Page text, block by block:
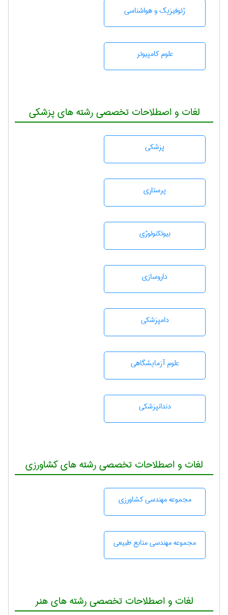
ژئوفيزيك و هواشناسی
علوم کامپیوتر
لغات و اصطلاحات تخصصی رشته های پزشکی
پزشكی
پرستاری
بيوتكنولوژی
داروسازی
دامپزشكی
علوم آزمايشگاهی
دندانپزشكی
لغات و اصطلاحات تخصصی رشته های کشاورزی
مجموعه مهندسی كشاورزی
مجموعه مهندسی منابع طبيعی
لغات و اصطلاحات تخصصی رشته های هنر